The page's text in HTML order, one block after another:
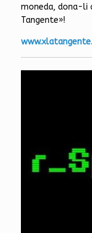
moneda, dona-li
Tangente»!